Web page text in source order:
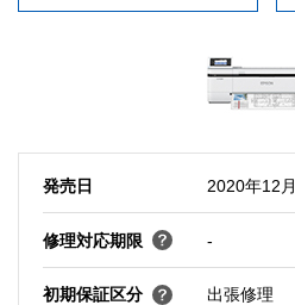
発売日 2020年12月
修理対応期限 -
初期保証区分 出張修理